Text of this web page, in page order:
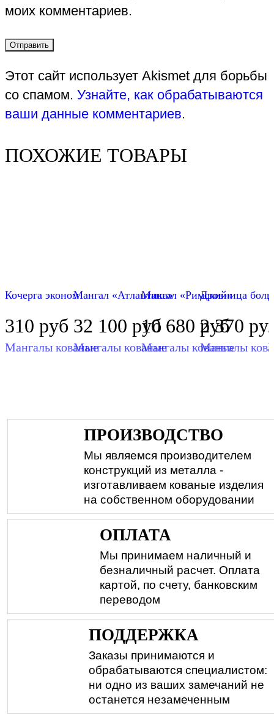
моих комментариев.
Этот сайт использует Akismet для борьбы
со спамом. Узнайте, как обрабатываются
ваши данные комментариев.
ПОХОЖИЕ ТОВАРЫ
Кочерга эконом
310 руб
Мангалы кованые
Мангал «Атлантика»
32 100 руб
Мангалы кованые
Мангал «Римский»
10 680руб
Мангалы кованые
Дровница
2 370
Мангалы
ПРОИЗВОДСТВО
Мы являемся производителем
конструкций из металла -
изготавливаем кованые изделия
на собственном оборудовании
ОПЛАТА
Мы принимаем наличный и
безналичный расчет. Оплата
картой, по счету, банковским
переводом
ПОДДЕРЖКА
Заказы принимаются и
обрабатываются специалистом:
ни одно из ваших замечаний не
останется незамеченным